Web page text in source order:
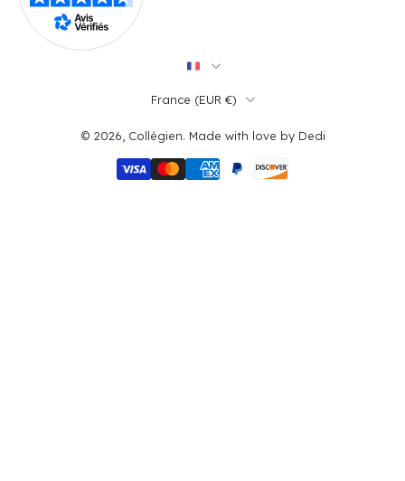
France ‎(EUR €)‎
© 2026, Collégien. Made with love by Dedi